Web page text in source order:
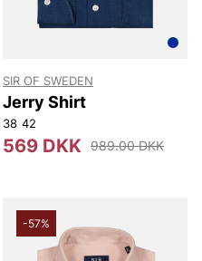
SIR OF SWEDEN
Jerry Shirt
38 42
569 DKK 989.00 DKK
-57%